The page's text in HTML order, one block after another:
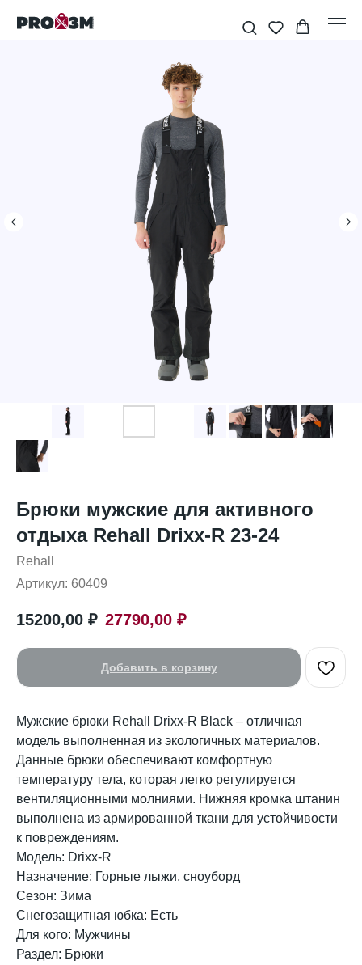
Брюки мужские для активного
отдыха Rehall Drixx-R 23-24
Rehall
Артикул: 60409
15200,00 ₽ 27790,00 ₽
Добавить в корзину
Мужские брюки Rehall Drixx-R Black – отличная
модель выполненная из экологичных материалов.
Данные брюки обеспечивают комфортную
температуру тела, которая легко регулируется
вентиляционными молниями. Нижняя кромка штанин
выполнена из армированной ткани для устойчивости
к повреждениям.
Модель: Drixx-R
Назначение: Горные лыжи, сноуборд
Сезон: Зима
Снегозащитная юбка: Есть
Для кого: Мужчины
Раздел: Брюки